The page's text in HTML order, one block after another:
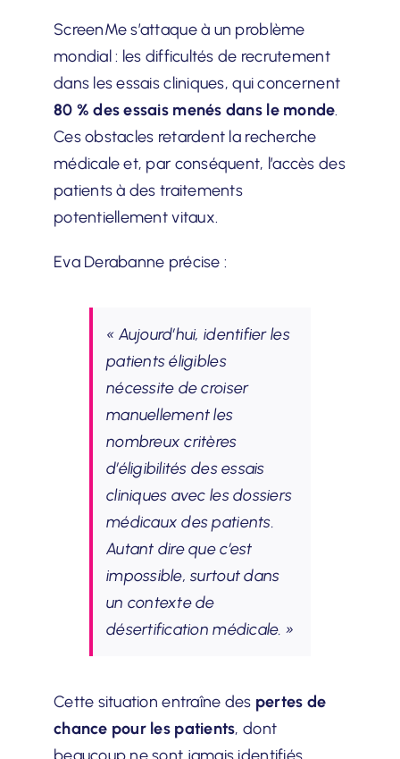
ScreenMe s’attaque à un problème
mondial : les difficultés de recrutement
dans les essais cliniques, qui concernent
80 % des essais menés dans le monde.
Ces obstacles retardent la recherche
médicale et, par conséquent, l’accès des
patients à des traitements
potentiellement vitaux.
Eva Derabanne précise :
« Aujourd’hui, identifier les
patients éligibles
nécessite de croiser
manuellement les
nombreux critères
d’éligibilités des essais
cliniques avec les dossiers
médicaux des patients.
Autant dire que c’est
impossible, surtout dans
un contexte de
désertification médicale. »
Cette situation entraîne des pertes de
chance pour les patients, dont